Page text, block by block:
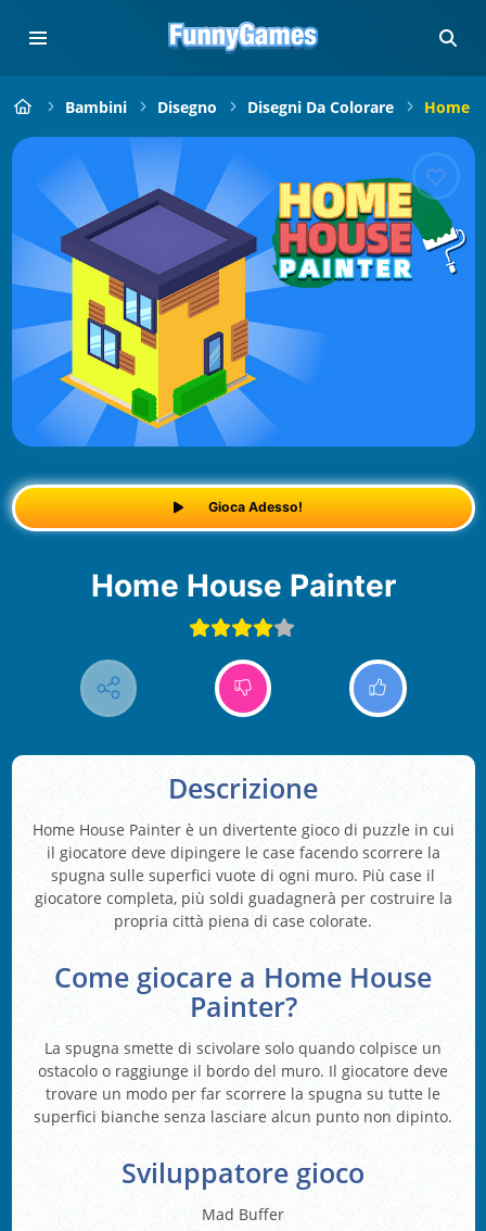
Bambini Disegno Disegni Da Colorare Home
Gioca Adesso!
Home House Painter
Descrizione
Home House Painter è un divertente gioco di puzzle in cui
il giocatore deve dipingere le case facendo scorrere la
spugna sulle superfici vuote di ogni muro. Più case il
giocatore completa, più soldi guadagnerà per costruire la
propria città piena di case colorate.
Come giocare a Home House
Painter?
La spugna smette di scivolare solo quando colpisce un
ostacolo o raggiunge il bordo del muro. Il giocatore deve
trovare un modo per far scorrere la spugna su tutte le
superfici bianche senza lasciare alcun punto non dipinto.
Sviluppatore gioco
Mad Buffer